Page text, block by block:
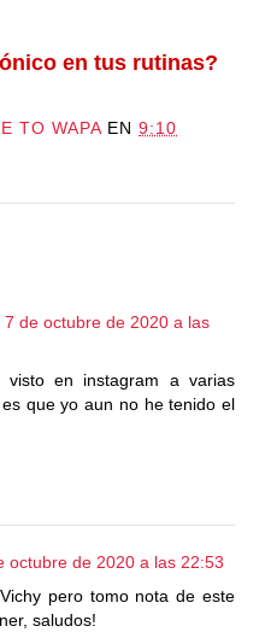
en tus rutinas?
TO WAPA EN 9:10
7 de octubre de 2020 a las
en instagram a varias
que yo aun no he tenido el
octubre de 2020 a las 22:53
pero tomo nota de este
saludos!